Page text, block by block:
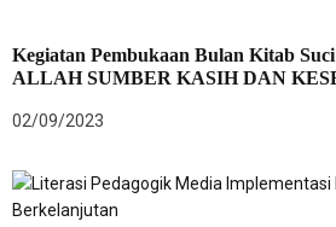
Kegiatan Pembukaan Bulan Kitab
ALLAH SUMBER KASIH DAN
02/09/2023